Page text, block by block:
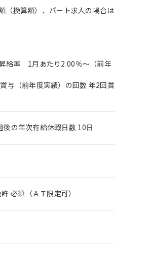
換算額）、パート求人の場合は
給率 1月あたり2.00％～（前年
与（前年度実績）の回数 年2回賞
の年次有給休暇日数 10日
必須（ＡＴ限定可）